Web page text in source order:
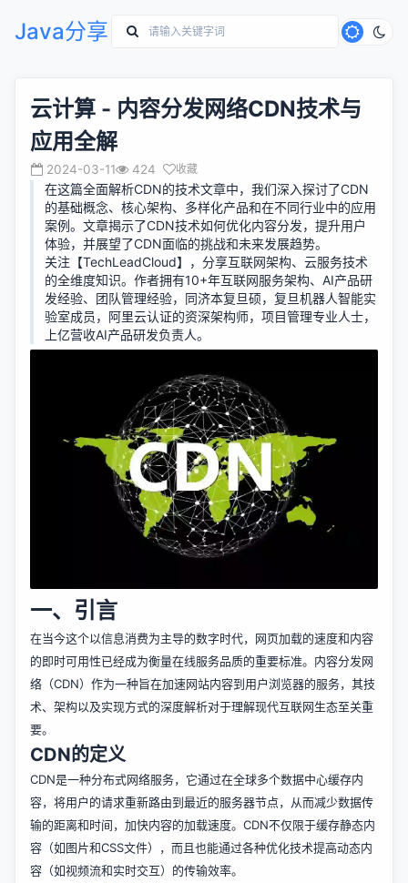
Java分享
云计算 - 内容分发网络CDN技术与
应用全解
2024-03-11 424 收藏
在这篇全面解析CDN的技术文章中，我们深入探讨了CDN
的基础概念、核心架构、多样化产品和在不同行业中的应用
案例。文章揭示了CDN技术如何优化内容分发，提升用户
体验，并展望了CDN面临的挑战和未来发展趋势。
关注【TechLeadCloud】，分享互联网架构、云服务技术
的全维度知识。作者拥有10+年互联网服务架构、AI产品研
发经验、团队管理经验，同济本复旦硕，复旦机器人智能实
验室成员，阿里云认证的资深架构师，项目管理专业人士，
上亿营收AI产品研发负责人。
一、引言
在当今这个以信息消费为主导的数字时代，网页加载的速度和内容
的即时可用性已经成为衡量在线服务品质的重要标准。内容分发网
络（CDN）作为一种旨在加速网站内容到用户浏览器的服务，其技
术、架构以及实现方式的深度解析对于理解现代互联网生态至关重
要。
CDN的定义
CDN是一种分布式网络服务，它通过在全球多个数据中心缓存内
容，将用户的请求重新路由到最近的服务器节点，从而减少数据传
输的距离和时间，加快内容的加载速度。CDN不仅限于缓存静态内
容（如图片和CSS文件），而且也能通过各种优化技术提高动态内
容（如视频流和实时交互）的传输效率。